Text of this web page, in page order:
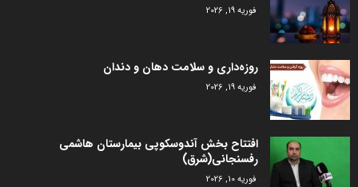
فوریه 19, 2026
روزه‌داری و سلامت دهان و دندان
فوریه 19, 2026
افتتاح بخش آندوسکوپی بیمارستان هاشمی
رفسنجانی(شرق)
فوریه 10, 2026